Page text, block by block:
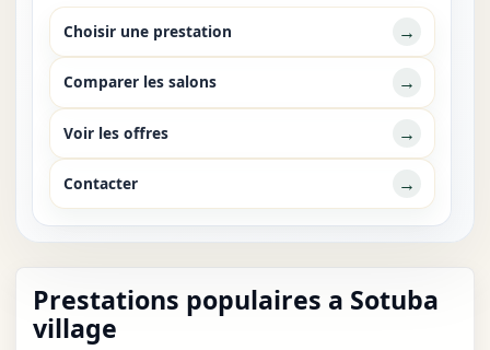
Choisir une prestation →
Comparer les salons →
Voir les offres →
Contacter →
Prestations populaires a Sotuba
village